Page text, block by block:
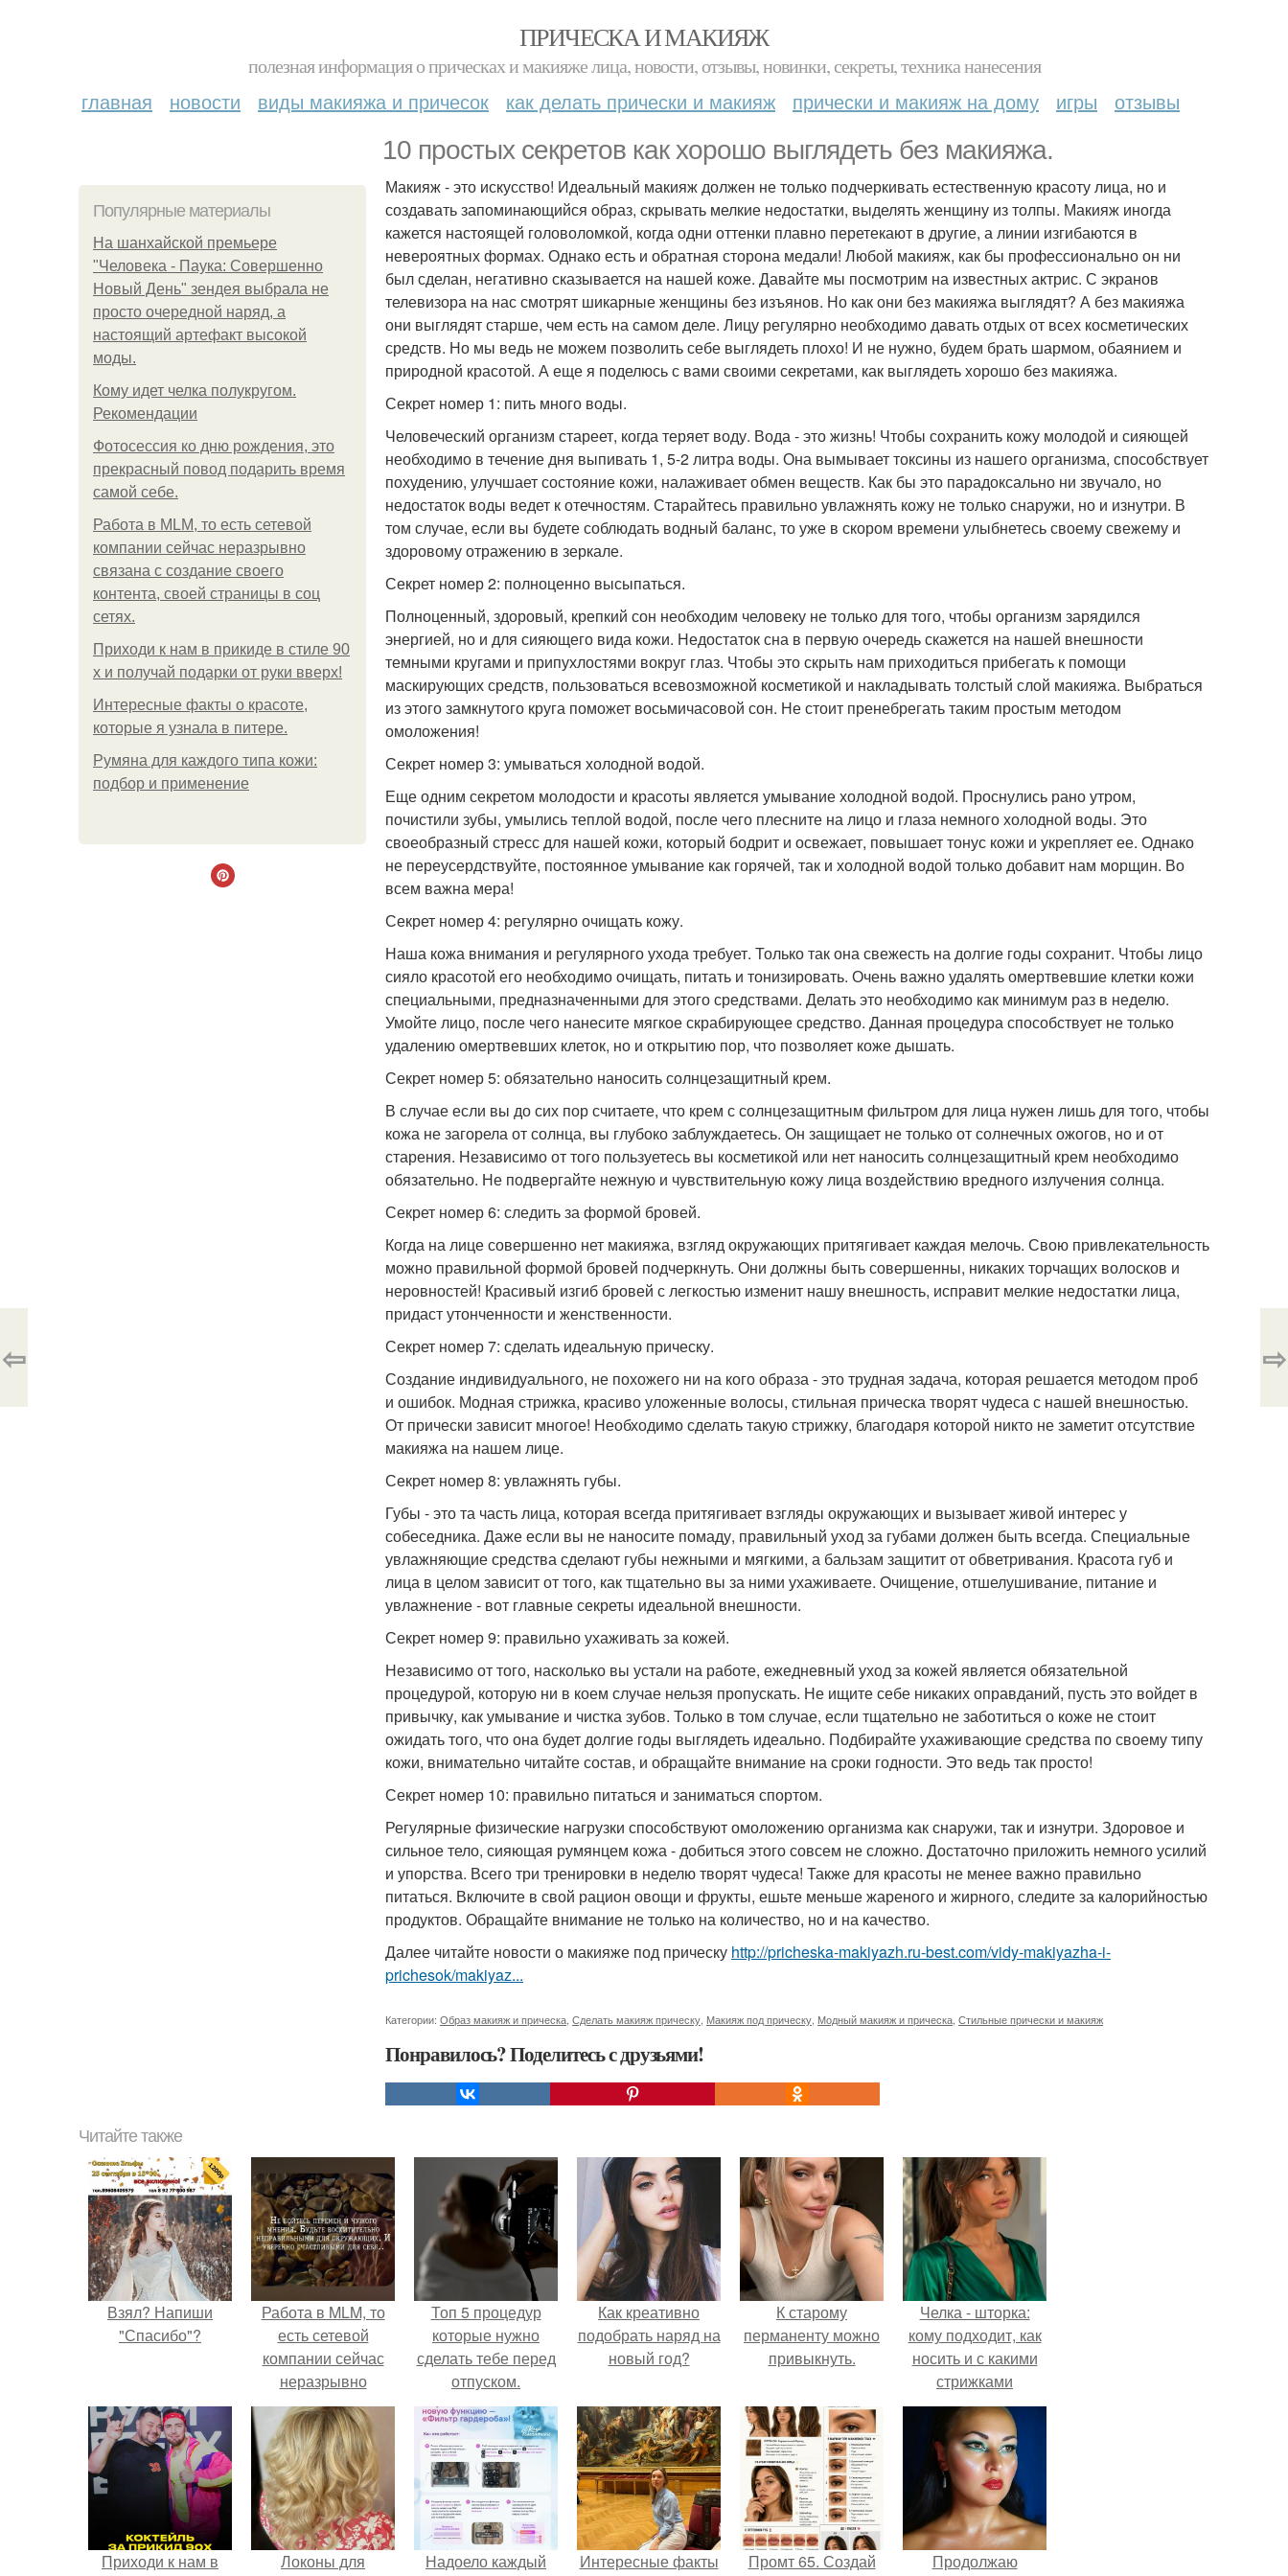
ПРИЧЕСКА И МАКИЯЖ
полезная информация о прическах и макияже лица, новости, отзывы, новинки, секреты, техника нанесения
главная новости виды макияжа и причесок как делать прически и макияж прически и макияж на дому игры отзывы
10 простых секретов как хорошо выглядеть без макияжа.
Популярные материалы
На шанхайской премьере
"Человека - Паука: Совершенно
Новый День" зендея выбрала не
просто очередной наряд, а
настоящий артефакт высокой
моды.
Кому идет челка полукругом.
Рекомендации
Фотосессия ко дню рождения, это
прекрасный повод подарить время
самой себе.
Работа в MLM, то есть сетевой
компании сейчас неразрывно
связана с создание своего
контента, своей страницы в соц
сетях.
Приходи к нам в прикиде в стиле 90
х и получай подарки от руки вверх!
Интересные факты о красоте,
которые я узнала в питере.
Румяна для каждого типа кожи:
подбор и применение
Макияж - это искусство! Идеальный макияж должен не только подчеркивать естественную красоту лица, но и
создавать запоминающийся образ, скрывать мелкие недостатки, выделять женщину из толпы. Макияж иногда
кажется настоящей головоломкой, когда одни оттенки плавно перетекают в другие, а линии изгибаются в
невероятных формах. Однако есть и обратная сторона медали! Любой макияж, как бы профессионально он ни
был сделан, негативно сказывается на нашей коже. Давайте мы посмотрим на известных актрис. С экранов
телевизора на нас смотрят шикарные женщины без изъянов. Но как они без макияжа выглядят? А без макияжа
они выглядят старше, чем есть на самом деле. Лицу регулярно необходимо давать отдых от всех косметических
средств. Но мы ведь не можем позволить себе выглядеть плохо! И не нужно, будем брать шармом, обаянием и
природной красотой. А еще я поделюсь с вами своими секретами, как выглядеть хорошо без макияжа.
Секрет номер 1: пить много воды.
Человеческий организм стареет, когда теряет воду. Вода - это жизнь! Чтобы сохранить кожу молодой и сияющей
необходимо в течение дня выпивать 1, 5-2 литра воды. Она вымывает токсины из нашего организма, способствует
похудению, улучшает состояние кожи, налаживает обмен веществ. Как бы это парадоксально ни звучало, но
недостаток воды ведет к отечностям. Старайтесь правильно увлажнять кожу не только снаружи, но и изнутри. В
том случае, если вы будете соблюдать водный баланс, то уже в скором времени улыбнетесь своему свежему и
здоровому отражению в зеркале.
Секрет номер 2: полноценно высыпаться.
Полноценный, здоровый, крепкий сон необходим человеку не только для того, чтобы организм зарядился
энергией, но и для сияющего вида кожи. Недостаток сна в первую очередь скажется на нашей внешности
темными кругами и припухлостями вокруг глаз. Чтобы это скрыть нам приходиться прибегать к помощи
маскирующих средств, пользоваться всевозможной косметикой и накладывать толстый слой макияжа. Выбраться
из этого замкнутого круга поможет восьмичасовой сон. Не стоит пренебрегать таким простым методом
омоложения!
Секрет номер 3: умываться холодной водой.
Еще одним секретом молодости и красоты является умывание холодной водой. Проснулись рано утром,
почистили зубы, умылись теплой водой, после чего плесните на лицо и глаза немного холодной воды. Это
своеобразный стресс для нашей кожи, который бодрит и освежает, повышает тонус кожи и укрепляет ее. Однако
не переусердствуйте, постоянное умывание как горячей, так и холодной водой только добавит нам морщин. Во
всем важна мера!
Секрет номер 4: регулярно очищать кожу.
Наша кожа внимания и регулярного ухода требует. Только так она свежесть на долгие годы сохранит. Чтобы лицо
сияло красотой его необходимо очищать, питать и тонизировать. Очень важно удалять омертвевшие клетки кожи
специальными, предназначенными для этого средствами. Делать это необходимо как минимум раз в неделю.
Умойте лицо, после чего нанесите мягкое скрабирующее средство. Данная процедура способствует не только
удалению омертвевших клеток, но и открытию пор, что позволяет коже дышать.
Секрет номер 5: обязательно наносить солнцезащитный крем.
В случае если вы до сих пор считаете, что крем с солнцезащитным фильтром для лица нужен лишь для того, чтобы
кожа не загорела от солнца, вы глубоко заблуждаетесь. Он защищает не только от солнечных ожогов, но и от
старения. Независимо от того пользуетесь вы косметикой или нет наносить солнцезащитный крем необходимо
обязательно. Не подвергайте нежную и чувствительную кожу лица воздействию вредного излучения солнца.
Секрет номер 6: следить за формой бровей.
Когда на лице совершенно нет макияжа, взгляд окружающих притягивает каждая мелочь. Свою привлекательность
можно правильной формой бровей подчеркнуть. Они должны быть совершенны, никаких торчащих волосков и
неровностей! Красивый изгиб бровей с легкостью изменит нашу внешность, исправит мелкие недостатки лица,
придаст утонченности и женственности.
Секрет номер 7: сделать идеальную прическу.
Создание индивидуального, не похожего ни на кого образа - это трудная задача, которая решается методом проб
и ошибок. Модная стрижка, красиво уложенные волосы, стильная прическа творят чудеса с нашей внешностью.
От прически зависит многое! Необходимо сделать такую стрижку, благодаря которой никто не заметит отсутствие
макияжа на нашем лице.
Секрет номер 8: увлажнять губы.
Губы - это та часть лица, которая всегда притягивает взгляды окружающих и вызывает живой интерес у
собеседника. Даже если вы не наносите помаду, правильный уход за губами должен быть всегда. Специальные
увлажняющие средства сделают губы нежными и мягкими, а бальзам защитит от обветривания. Красота губ и
лица в целом зависит от того, как тщательно вы за ними ухаживаете. Очищение, отшелушивание, питание и
увлажнение - вот главные секреты идеальной внешности.
Секрет номер 9: правильно ухаживать за кожей.
Независимо от того, насколько вы устали на работе, ежедневный уход за кожей является обязательной
процедурой, которую ни в коем случае нельзя пропускать. Не ищите себе никаких оправданий, пусть это войдет в
привычку, как умывание и чистка зубов. Только в том случае, если тщательно не заботиться о коже не стоит
ожидать того, что она будет долгие годы выглядеть идеально. Подбирайте ухаживающие средства по своему типу
кожи, внимательно читайте состав, и обращайте внимание на сроки годности. Это ведь так просто!
Секрет номер 10: правильно питаться и заниматься спортом.
Регулярные физические нагрузки способствуют омоложению организма как снаружи, так и изнутри. Здоровое и
сильное тело, сияющая румянцем кожа - добиться этого совсем не сложно. Достаточно приложить немного усилий
и упорства. Всего три тренировки в неделю творят чудеса! Также для красоты не менее важно правильно
питаться. Включите в свой рацион овощи и фрукты, ешьте меньше жареного и жирного, следите за калорийностью
продуктов. Обращайте внимание не только на количество, но и на качество.
Далее читайте новости о макияже под прическу http://pricheska-makiyazh.ru-best.com/vidy-makiyazha-i-
prichesok/makiyaz...
Категории: Образ макияж и прическа Сделать макияж прическу Макияж под прическу Модный макияж и прическа Стильные прически и макияж
Понравилось? Поделитесь с друзьями!
⇦ ⇨
Читайте также
Взял? Напиши
"Спасибо"?
Работа в MLM, то
есть сетевой
компании сейчас
неразрывно
связана с создание
своего контента,
своей страницы в
соц сетях.
Топ 5 процедур
которые нужно
сделать тебе перед
отпуском.
Как креативно
подобрать наряд на
новый год?
К старому
перманенту можно
привыкнуть.
Челка - шторка:
кому подходит, как
носить и с какими
стрижками
сочетать.
Приходи к нам в
Локоны для
Надоело каждый
Интересные факты
Промт 65. Создай
Продолжаю